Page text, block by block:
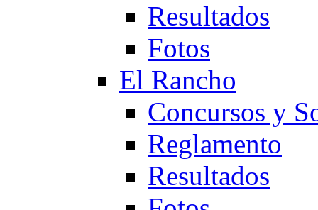
Resultados
Fotos
El Rancho
Concursos y
Reglamento
Resultados